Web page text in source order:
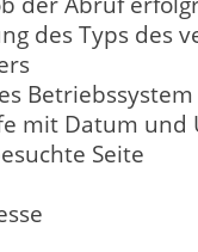
des Typs des
Betriebssystem
mit Datum und
Seite